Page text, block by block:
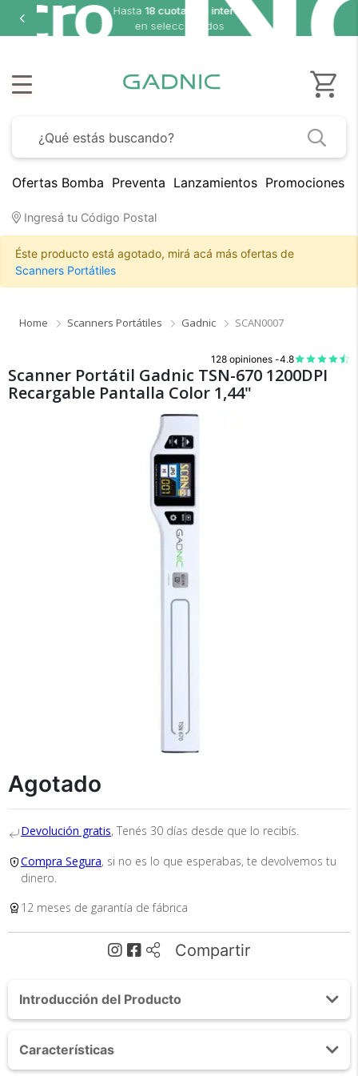
cuotas sin interés
Ofertas Bomba Preventa Lanzamientos Promociones
Ingresá tu Código Postal
Éste producto está agotado, mirá acá más ofertas de
Scanners Portátiles
Home Scanners Portátiles Gadnic SCAN0007
128 opiniones -4.8
Scanner Portátil Gadnic TSN-670 1200DPI
Recargable Pantalla Color 1,44"
Agotado
Devolución gratis, Tenés 30 días desde que lo recibís.
Compra Segura, si no es lo que esperabas, te devolvemos tu
dinero.
12 meses de garantía de fábrica
Compartir
Introducción del Producto
1200DPI Recargable Pantalla Color 1,44"
Características
En Bidcom te aseguramos recibir el producto
dinero!